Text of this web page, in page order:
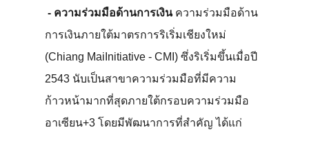
- ความร่วมมือด้านการเงินความร่วมมือด้าน
การเงินภายใต้มาตรการริเริ่มเชียงใหม่
(Chiang MaiInitiative - CMI) ซึ่งริเริ่มขึ้นเมื่อปี
2543 นับเป็นสาขาความร่วมมือที่มีความ
ก้าวหน้ามากที่สุดภายใต้กรอบความร่วมมือ
อาเซียน+3 โดยมีพัฒนาการที่สำคัญ ได้แก่